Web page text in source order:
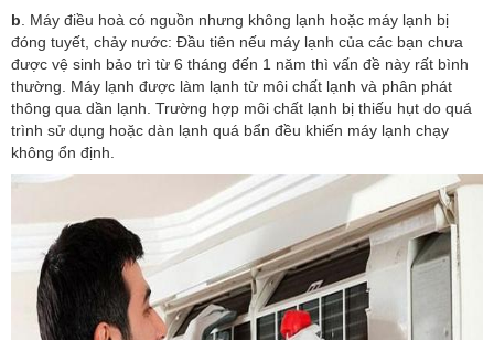
b . Máy điều hoà có nguồn nhưng không lạnh hoặc máy lạnh bị
đóng tuyết, chảy nước: Đầu tiên nếu máy lạnh của các bạn chưa
được vệ sinh bảo trì từ 6 tháng đến 1 năm thì vấn đề này rất bình
thường. Máy lạnh được làm lạnh từ môi chất lạnh và phân phát
thông qua dần lạnh. Trường hợp môi chất lạnh bị thiếu hụt do quá
trình sử dụng hoặc dàn lạnh quá bẩn đều khiến máy lạnh chạy
không ổn định.